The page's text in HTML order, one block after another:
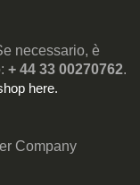
necessario, è
+ 44 33 00270762.
here.
Company